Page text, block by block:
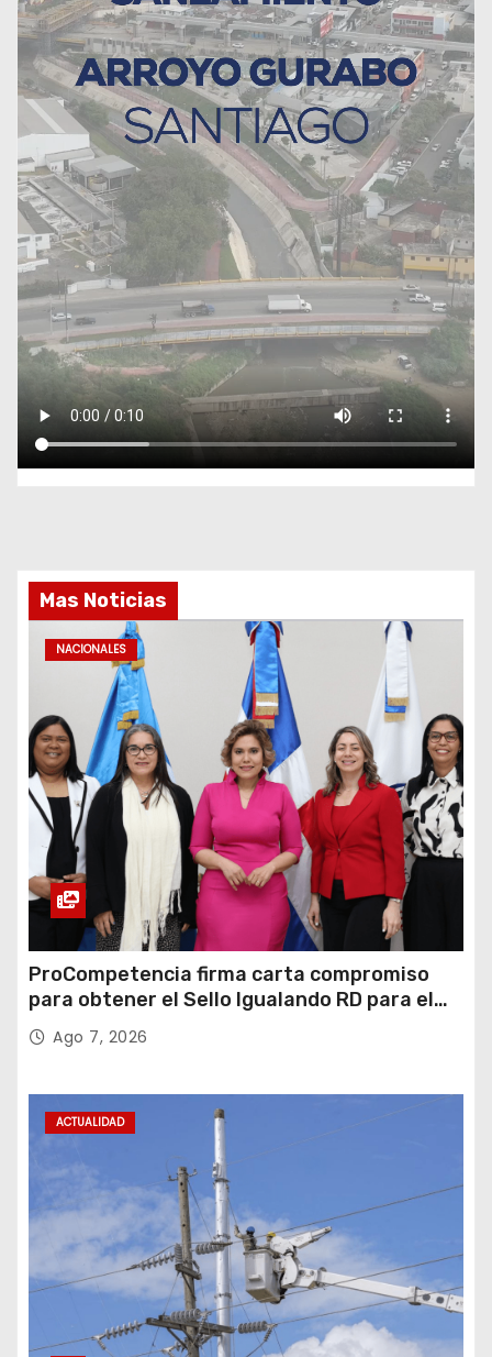
Mas Noticias
NACIONALES
ProCompetencia firma carta compromiso
para obtener el Sello Igualando RD para el
Sector Público
Ago 7, 2026
ACTUALIDAD